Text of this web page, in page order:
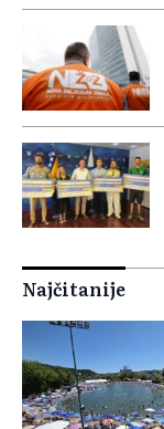
Najčitanije